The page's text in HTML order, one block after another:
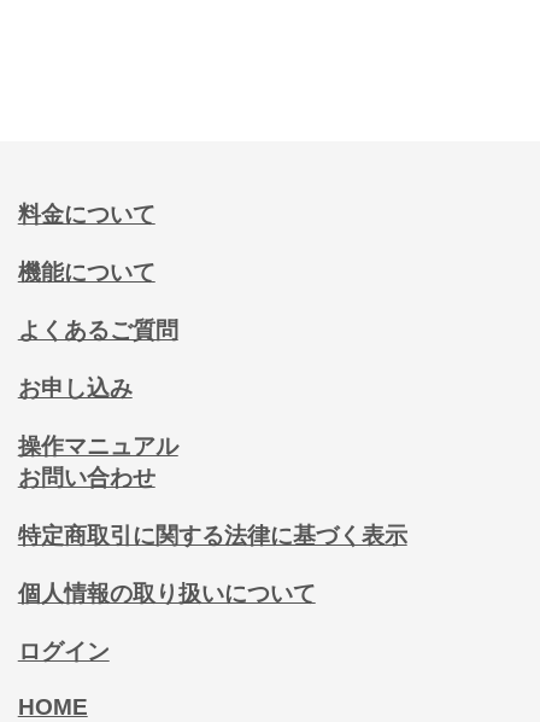
料金について
機能について
よくあるご質問
お申し込み
操作マニュアル
お問い合わせ
特定商取引に関する法律に基づく表示
個人情報の取り扱いについて
ログイン
HOME